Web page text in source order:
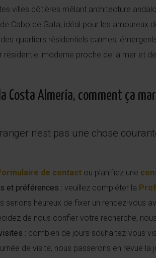
villes côtières mêlant architecture
Cabo de Gata, idéal pour les amoureux
des quartiers résidentiels calmes,
résidentiel moderne proche de la mer et
Costa Almería, comment ça
n'est pas une chose
de contact ou planifiez une
et préférences : veuillez compléter la
serions heureux de fixer un rendez-vous
de nous confier votre recherche,
: combien de jours souhaitez-vous
de visite, nous passerons en revue